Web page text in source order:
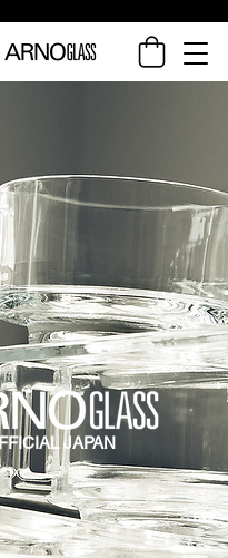
JAPAN